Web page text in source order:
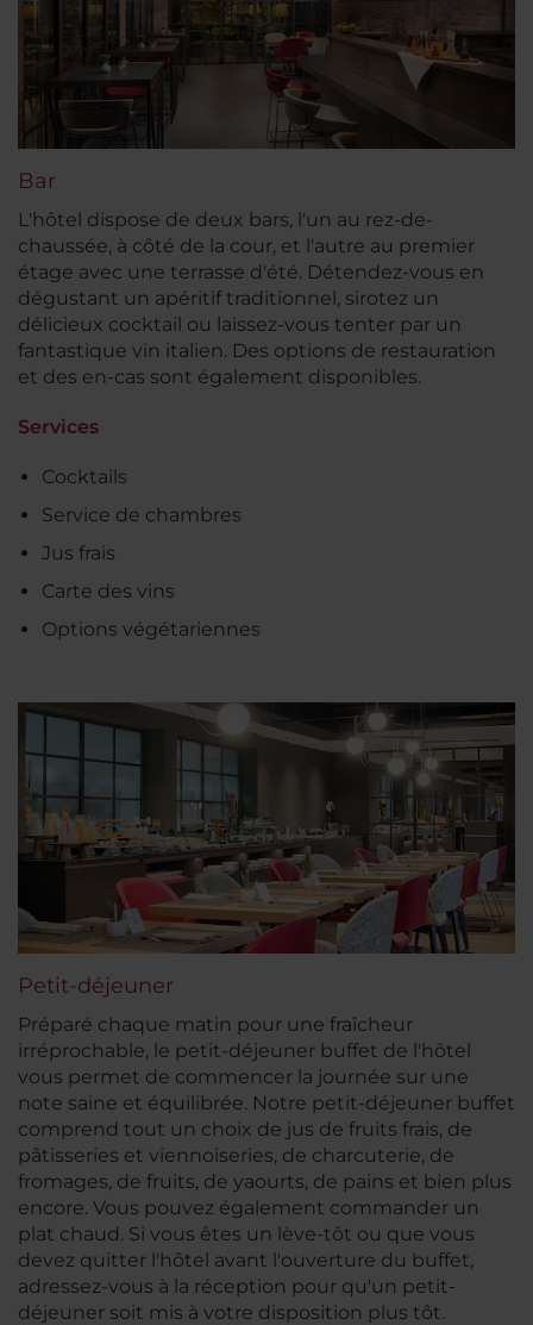
Bar
L'hôtel dispose de deux bars, l'un au rez-de-
chaussée, à côté de la cour, et l'autre au premier
étage avec une terrasse d'été. Détendez-vous en
dégustant un apéritif traditionnel, sirotez un
délicieux cocktail ou laissez-vous tenter par un
fantastique vin italien. Des options de restauration
et des en-cas sont également disponibles.
Services
Cocktails
Service de chambres
Jus frais
Carte des vins
Options végétariennes
Petit-déjeuner
Préparé chaque matin pour une fraîcheur
irréprochable, le petit-déjeuner buffet de l'hôtel
vous permet de commencer la journée sur une
note saine et équilibrée. Notre petit-déjeuner buffet
comprend tout un choix de jus de fruits frais, de
pâtisseries et viennoiseries, de charcuterie, de
fromages, de fruits, de yaourts, de pains et bien plus
encore. Vous pouvez également commander un
plat chaud. Si vous êtes un lève-tôt ou que vous
devez quitter l'hôtel avant l'ouverture du buffet,
adressez-vous à la réception pour qu'un petit-
déjeuner soit mis à votre disposition plus tôt.